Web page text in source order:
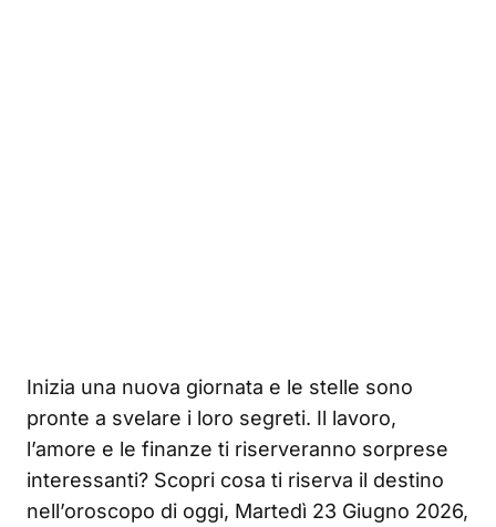
Inizia una nuova giornata e le stelle sono
pronte a svelare i loro segreti. Il lavoro,
l’amore e le finanze ti riserveranno sorprese
interessanti? Scopri cosa ti riserva il destino
nell’oroscopo di oggi, Martedì 23 Giugno 2026,